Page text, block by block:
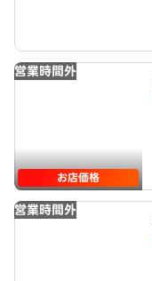
営業時間外
お店価格
営業時間外